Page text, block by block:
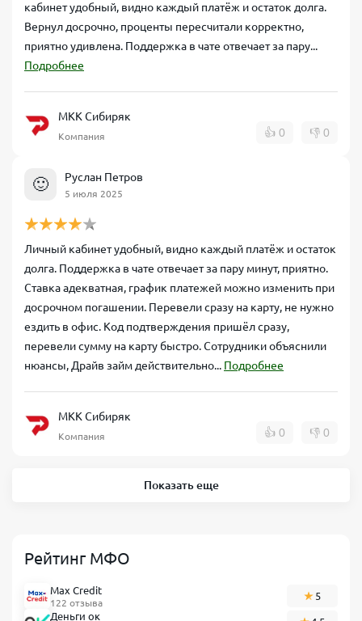
кабинет удобный, видно каждый платёж и остаток долга.
Вернул досрочно, проценты пересчитали корректно,
приятно удивлена. Поддержка в чате отвечает за пару...
Подробнее
МКК Сибиряк
Компания 👍 0 👎 0
🙂 Руслан Петров
5 июля 2025
Личный кабинет удобный, видно каждый платёж и остаток
долга. Поддержка в чате отвечает за пару минут, приятно.
Ставка адекватная, график платежей можно изменить при
досрочном погашении. Перевели сразу на карту, не нужно
ездить в офис. Код подтверждения пришёл сразу,
перевели сумму на карту быстро. Сотрудники объяснили
нюансы, Драйв займ действительно... Подробнее
МКК Сибиряк
Компания 👍 0 👎 0
Показать еще
Рейтинг МФО
Max Credit
122 отзыва
5
Деньги ок